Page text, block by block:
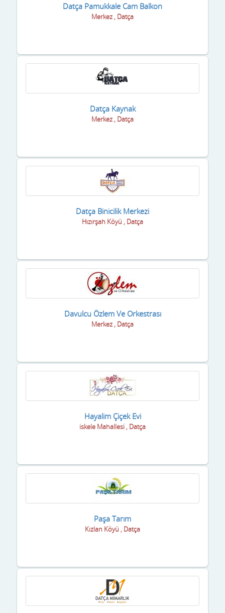
Datça Pamukkale Cam Balkon
Merkez , Datça
Datça Kaynak
Merkez , Datça
Datça Binicilik Merkezi
Hızırşah Köyü , Datça
Davulcu Özlem Ve Orkestrası
Merkez , Datça
Hayalim Çiçek Evi
iskele Mahallesi , Datça
Paşa Tarım
Kızlan Köyü , Datça